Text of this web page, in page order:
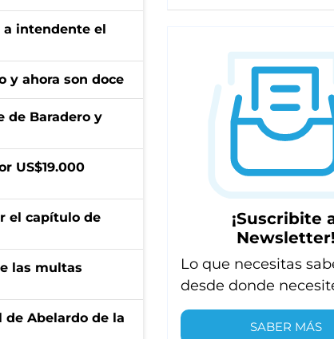
intendente el
y ahora son doce
de Baradero y
US$19.000
el capítulo de
las multas
de Abelardo de la
¡Suscribite
Newsletter!
Lo que necesitas
desde donde
SABER MÁS